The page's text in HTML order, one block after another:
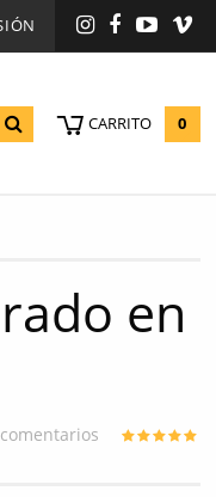
Instagram
Facebook
CARRITO 0
en